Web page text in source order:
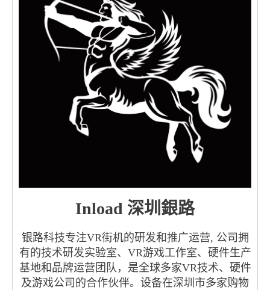
Inload 深圳銀路
银路科技专注VR街机的研发和推广运营, 公司拥
有的技术研发实验室、VR游戏工作室、硬件生产
基地和品牌运营团队，是全球多家VR技术、硬件
及游戏公司的合作伙伴。设备在深圳市多家购物